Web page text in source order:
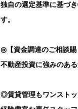
独自の選定基準に基づ
す。
◎【資金調達のご相談賜
不動産投資に強みのあ
◎賃貸管理もワンストッ